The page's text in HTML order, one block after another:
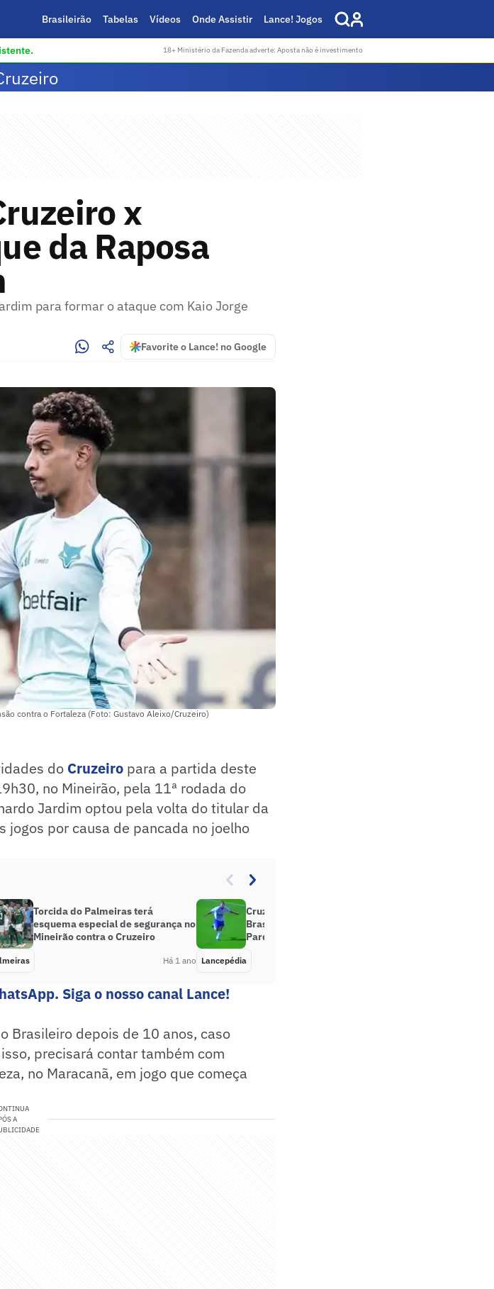
Brasileirão Tabelas Vídeos Onde Assistir Lance! Jogos
18+ Ministério da Fazenda adverte: Aposta não é investimento
x
da Raposa
para formar o ataque com Kaio Jorge
Favorite o Lance! no Google
contra o Fortaleza (Foto: Gustavo Aleixo/Cruzeiro)
do Cruzeiro para a partida deste
no Mineirão, pela 11ª rodada do
Jardim optou pela volta do titular da
jogos por causa de pancada no joelho
Torcida do Palmeiras terá
esquema especial de segurança no
Mineirão contra o Cruzeiro
Há 1 ano
Cruzeiro x Palmeiras no
Brasileirão 1998; Raposa cala o
Parque Antártica
Lancepédia
Siga o nosso canal Lance!
Brasileiro depois de 10 anos, caso
precisará contar também com
no Maracanã, em jogo que começa
A